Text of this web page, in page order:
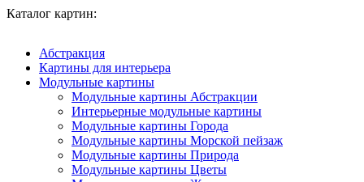
Каталог картин:
Абстракция
Картины для интерьера
Модульные картины
Модульные картины Абстракции
Интерьерные модульные картины
Модульные картины Города
Модульные картины Морской пейзаж
Модульные картины Природа
Модульные картины Цветы